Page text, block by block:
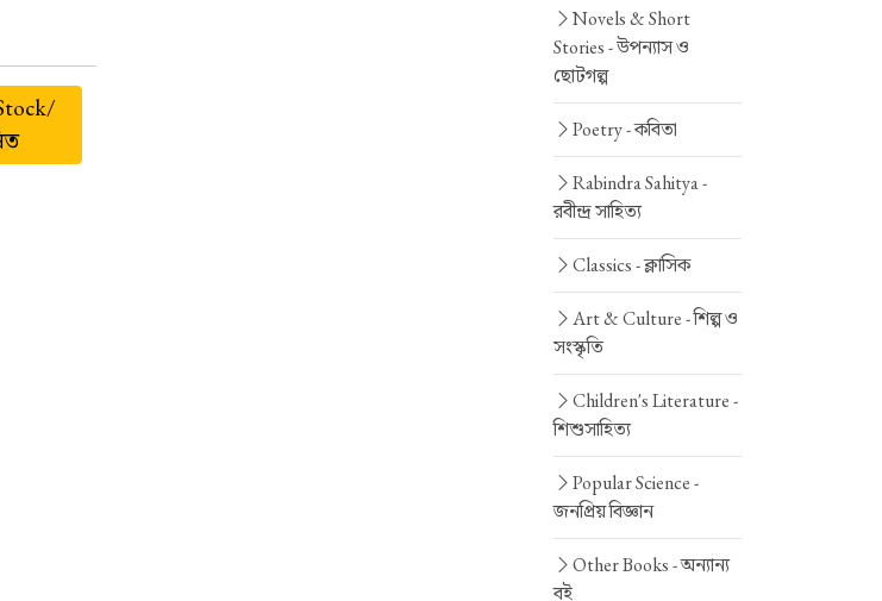
Novels & Short
Stories -উপন্যাস ও
ছোটগল্প
Poetry -কবিতা
Rabindra Sahitya -
রবীন্দ্র সাহিত্য
Classics -ক্লাসিক
Art & Culture -শিল্প ও
সংস্কৃতি
Children's Literature -
শিশুসাহিত্য
Popular Science -
জনপ্রিয় বিজ্ঞান
Other Books -অন্যান্য
বই